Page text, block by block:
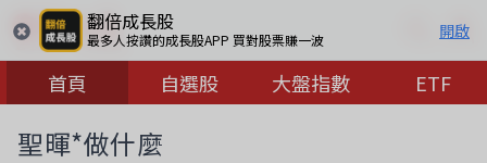
翻倍成長股
最多人按讚的成長股APP 買對股票賺一波 開啟
首頁 自選股 大盤指數 ETF
聖暉*做什麼